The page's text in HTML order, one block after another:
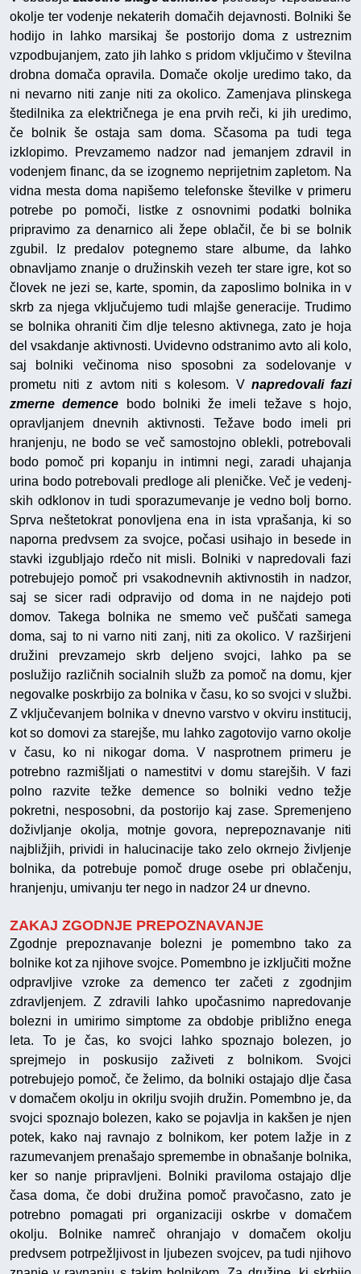
okolje ter vodenje nekaterih domačih dejavnosti. Bolniki še
hodijo in lahko marsikaj še postorijo doma z ustreznim
vzpodbujanjem, zato jih lahko s pridom vključimo v številna
drobna domača opravila. Domače okolje uredimo tako, da
ni nevarno niti zanje niti za okolico. Zamenjava plinskega
štedilnika za električnega je ena prvih reči, ki jih uredimo,
če bolnik še ostaja sam doma. Sčasoma pa tudi tega
izklopimo. Prevzamemo nadzor nad jemanjem zdravil in
vodenjem financ, da se izognemo neprijetnim zapletom. Na
vidna mesta doma napišemo telefonske številke v primeru
potrebe po pomoči, listke z osnovnimi podatki bolnika
pripravimo za denarnico ali žepe oblačil, če bi se bolnik
zgubil. Iz predalov potegnemo stare albume, da lahko
obnavljamo znanje o družinskih vezeh ter stare igre, kot so
človek ne jezi se, karte, spomin, da zaposlimo bolnika in v
skrb za njega vključujemo tudi mlajše generacije. Trudimo
se bolnika ohraniti čim dlje telesno aktivnega, zato je hoja
del vsakdanje aktivnosti. Uvidevno odstranimo avto ali kolo,
saj bolniki večinoma niso sposobni za sodelovanje v
prometu niti z avtom niti s kolesom. V napredovali fazi
zmerne demence bodo bolniki že imeli težave s hojo,
opravljanjem dnevnih aktivnosti. Težave bodo imeli pri
hranjenju, ne bodo se več samostojno oblekli, potrebovali
bodo pomoč pri kopanju in intimni negi, zaradi uhajanja
urina bodo potrebovali predloge ali pleničke. Več je vedenj-
skih odklonov in tudi sporazumevanje je vedno bolj borno.
Sprva neštetokrat ponovljena ena in ista vprašanja, ki so
naporna predvsem za svojce, počasi usihajo in besede in
stavki izgubljajo rdečo nit misli. Bolniki v napredovali fazi
potrebujejo pomoč pri vsakodnevnih aktivnostih in nadzor,
saj se sicer radi odpravijo od doma in ne najdejo poti
domov. Takega bolnika ne smemo več puščati samega
doma, saj to ni varno niti zanj, niti za okolico. V razširjeni
družini prevzamejo skrb deljeno svojci, lahko pa se
poslužijo različnih socialnih služb za pomoč na domu, kjer
negovalke poskrbijo za bolnika v času, ko so svojci v službi.
Z vključevanjem bolnika v dnevno varstvo v okviru institucij,
kot so domovi za starejše, mu lahko zagotovijo varno okolje
v času, ko ni nikogar doma. V nasprotnem primeru je
potrebno razmišljati o namestitvi v domu starejših. V fazi
polno razvite težke demence so bolniki vedno težje
pokretni, nesposobni, da postorijo kaj zase. Spremenjeno
doživljanje okolja, motnje govora, neprepoznavanje niti
najbližjih, prividi in halucinacije tako zelo okrnejo življenje
bolnika, da potrebuje pomoč druge osebe pri oblačenju,
hranjenju, umivanju ter nego in nadzor 24 ur dnevno.
ZAKAJ ZGODNJE PREPOZNAVANJE
Zgodnje prepoznavanje bolezni je pomembno tako za
bolnike kot za njihove svojce. Pomembno je izključiti možne
odpravljive vzroke za demenco ter začeti z zgodnjim
zdravljenjem. Z zdravili lahko upočasnimo napredovanje
bolezni in umirimo simptome za obdobje približno enega
leta. To je čas, ko svojci lahko spoznajo bolezen, jo
sprejmejo in poskusijo zaživeti z bolnikom. Svojci
potrebujejo pomoč, če želimo, da bolniki ostajajo dlje časa
v domačem okolju in okrilju svojih družin. Pomembno je, da
svojci spoznajo bolezen, kako se pojavlja in kakšen je njen
potek, kako naj ravnajo z bolnikom, ker potem lažje in z
razumevanjem prenašajo spremembe in obnašanje bolnika,
ker so nanje pripravljeni. Bolniki praviloma ostajajo dlje
časa doma, če dobi družina pomoč pravočasno, zato je
potrebno pomagati pri organizaciji oskrbe v domačem
okolju. Bolnike namreč ohranjajo v domačem okolju
predvsem potrpežljivost in ljubezen svojcev, pa tudi njihovo